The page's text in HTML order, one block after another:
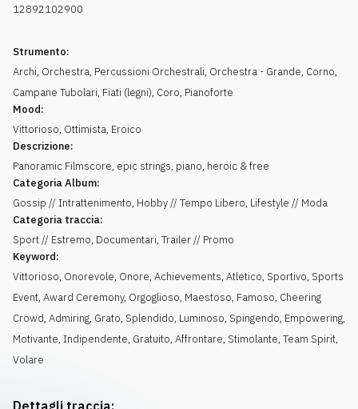
12892102900
Strumento:
Archi, Orchestra, Percussioni Orchestrali, Orchestra - Grande, Corno,
Campane Tubolari, Fiati (legni), Coro, Pianoforte
Mood:
Vittorioso, Ottimista, Eroico
Descrizione:
Panoramic Filmscore, epic strings, piano, heroic & free
Categoria Album:
Gossip // Intrattenimento, Hobby // Tempo Libero, Lifestyle // Moda
Categoria traccia:
Sport // Estremo, Documentari, Trailer // Promo
Keyword:
Vittorioso, Onorevole, Onore, Achievements, Atletico, Sportivo, Sports
Event, Award Ceremony, Orgoglioso, Maestoso, Famoso, Cheering
Crowd, Admiring, Grato, Splendido, Luminoso, Spingendo, Empowering,
Motivante, Indipendente, Gratuito, Affrontare, Stimolante, Team Spirit,
Volare
Dettagli traccia: